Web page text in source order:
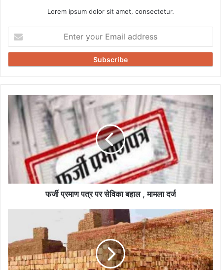
Lorem ipsum dolor sit amet, consectetur.
your
Email
प्रमाण
पर
सेविका
दर्ज
फर्जी प्रमाण पत्र पर सेविका बहाल , मामला दर्ज
दिनदहारे
लूट,मामला
दर्ज